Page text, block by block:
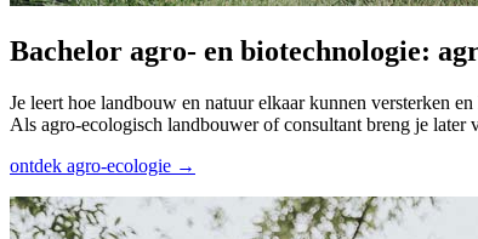
Bachelor agro- en bio­technologie:
Je leert hoe landbouw en natuur elkaar kunnen versterken
Als agro-ecologisch landbouwer of consultant breng je later
ontdek agro-ecologie →